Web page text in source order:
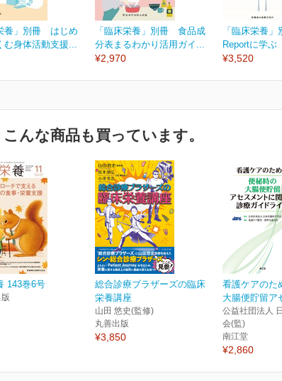
養」別冊 はじめ
む身体活動支援...
「臨床栄養」別冊 食品成
分表まるわかり活用ガイ...
¥2,970
「臨床栄養
Reportに学
¥3,520
んな商品も買っています。
143巻6号
総合診療ブラザーズの臨床
栄養講座
山田 悠史(監修)
丸善出版
¥3,850
看護ケアのた
大腸便貯留ア
公益社団法人
会(監)
南江堂
¥2,860